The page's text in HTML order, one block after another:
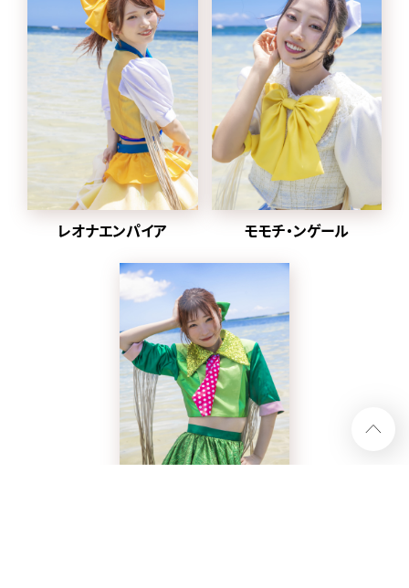
2025年1月8日に放送され
た「水曜日のダウンタウン」
内で
元々アドバイザーを務めて
いた、クロちゃんがプロデ
ューサー就任、ハナエモン
スターが復帰、
グループ名を戻すことが発
表された。
同日にクロちゃんが作詞し
ル配信がスタート。
レオナエンパイア モモチ・ンゲール